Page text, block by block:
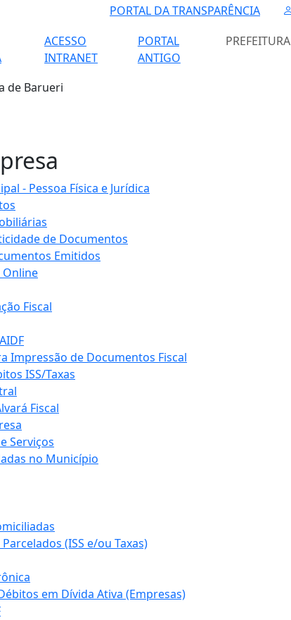
PORTAL DA TRANSPARÊNCIA
ACESSO
INTRANET
PORTAL
ANTIGO
PREFEITURA
- Pessoa Física e Jurídica
de Documentos
Emitidos
Online
Fiscal
Impressão de Documentos Fiscal
ISS/Taxas
Fiscal
Serviços
no Município
(ISS e/ou Taxas)
em Dívida Ativa (Empresas)